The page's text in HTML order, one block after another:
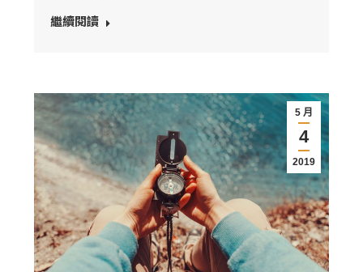
繼續閱讀
5 月
4
2019